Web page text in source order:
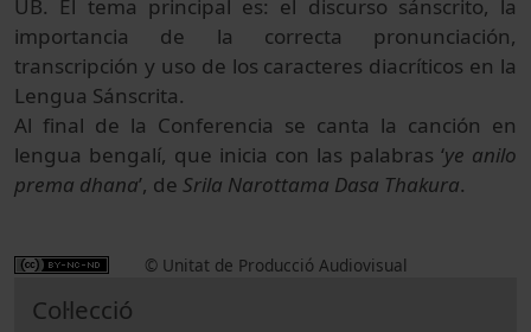
UB. El tema principal es: el discurso sánscrito, la
importancia de la correcta pronunciación,
transcripción y uso de los caracteres diacríticos en la
Lengua Sánscrita.
Al final de la Conferencia se canta la canción en
lengua bengalí, que inicia con las palabras ‘ye anilo
prema dhana’, de Srila Narottama Dasa Thakura.
© Unitat de Producció Audiovisual
Col·lecció